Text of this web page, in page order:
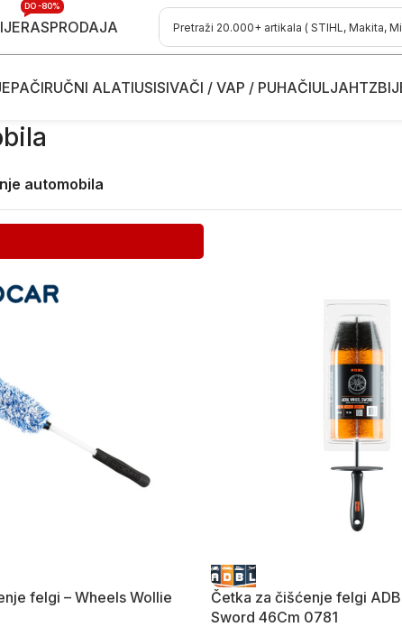
RASPRODAJA
DO -80%
RUČNI ALATIUSISIVAČI / VAP / PUHAČIULJAHTZ
automobila
felgi – Wheels Wollie
Četka za čišćenje felgi
Sword 46Cm 0781